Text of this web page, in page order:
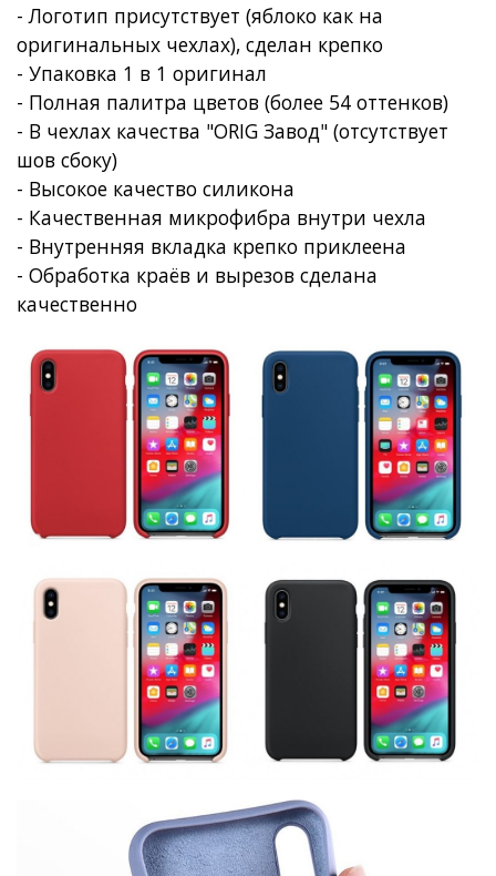
- Логотип присутствует (яблоко как на
оригинальных чехлах), сделан крепко
- Упаковка 1 в 1 оригинал
- Полная палитра цветов (более 54 оттенков)
- В чехлах качества "ORIG Завод" (отсутствует
шов сбоку)
- Высокое качество силикона
- Качественная микрофибра внутри чехла
- Внутренняя вкладка крепко приклеена
- Обработка краёв и вырезов сделана
качественно